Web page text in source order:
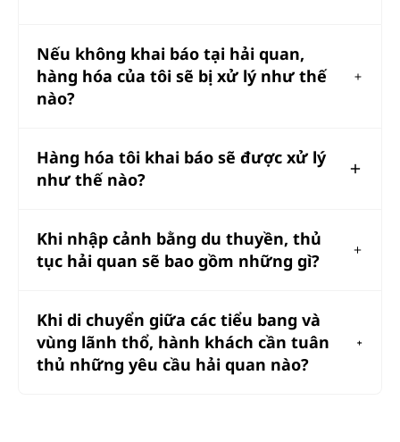
Nếu không khai báo tại hải quan,
hàng hóa của tôi sẽ bị xử lý như thế
nào?
Hàng hóa tôi khai báo sẽ được xử lý
như thế nào?
Khi nhập cảnh bằng du thuyền, thủ
tục hải quan sẽ bao gồm những gì?
Khi di chuyển giữa các tiểu bang và
vùng lãnh thổ, hành khách cần tuân
thủ những yêu cầu hải quan nào?